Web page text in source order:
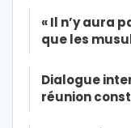
« Il n’y aura
que les
Dialogue
réunion